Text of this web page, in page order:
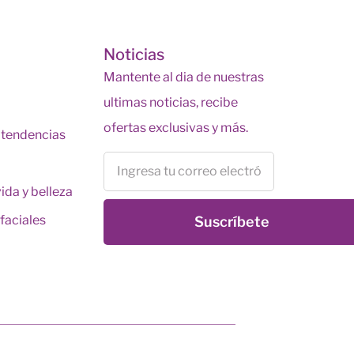
y belleza
Noticias
Mantente al dia de nuestras
ultimas noticias, recibe
ofertas exclusivas y más.
Suscríbete